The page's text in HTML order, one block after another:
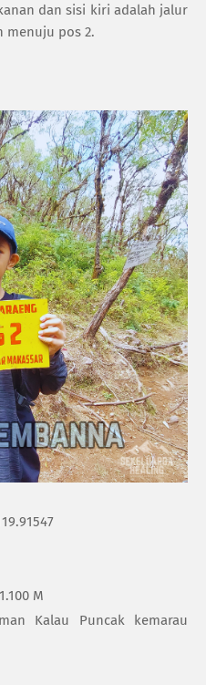
dan sisi kiri adalah jalur
menuju pos 2.
M
Kalau Puncak kemarau